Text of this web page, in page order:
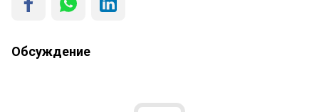
Обсуждение